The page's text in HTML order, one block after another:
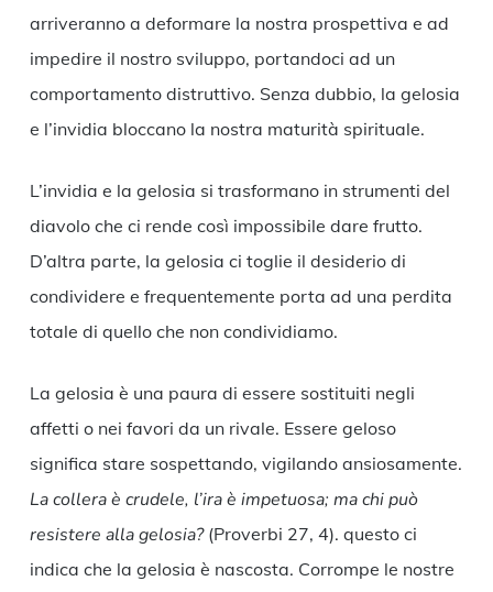
arriveranno a deformare la nostra prospettiva e ad
impedire il nostro sviluppo, portandoci ad un
comportamento distruttivo. Senza dubbio, la gelosia
e l’invidia bloccano la nostra maturità spirituale.
L’invidia e la gelosia si trasformano in strumenti del
diavolo che ci rende così impossibile dare frutto.
D’altra parte, la gelosia ci toglie il desiderio di
condividere e frequentemente porta ad una perdita
totale di quello che non condividiamo.
La gelosia è una paura di essere sostituiti negli
affetti o nei favori da un rivale. Essere geloso
significa stare sospettando, vigilando ansiosamente.
La collera è crudele, l’ira è impetuosa; ma chi può
resistere alla gelosia? (Proverbi 27, 4). questo ci
indica che la gelosia è nascosta. Corrompe le nostre